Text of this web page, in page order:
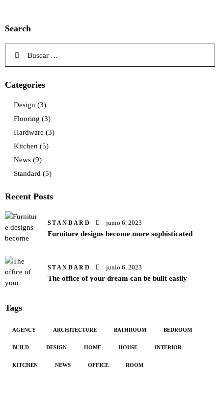
Search
Categories
Design (3)
Flooring (3)
Hardware (3)
Kitchen (5)
News (9)
Standard (5)
Recent Posts
STANDARD junio 6, 2023
Furniture designs become more sophisticated
STANDARD junio 6, 2023
The office of your dream can be built easily
Tags
AGENCY ARCHITECTURE BATHROOM BEDROOM
BUILD DESIGN HOME HOUSE INTERIOR
KITCHEN NEWS OFFICE ROOM